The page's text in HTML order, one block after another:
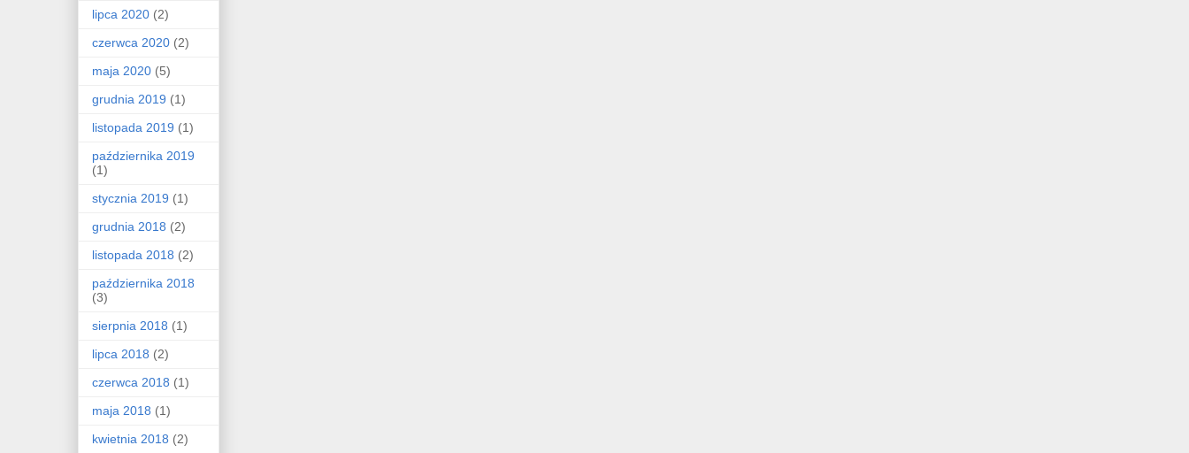
lipca 2020 (2)
czerwca 2020 (2)
maja 2020 (5)
grudnia 2019 (1)
listopada 2019 (1)
października 2019
(1)
stycznia 2019 (1)
grudnia 2018 (2)
listopada 2018 (2)
października 2018
(3)
sierpnia 2018 (1)
lipca 2018 (2)
czerwca 2018 (1)
maja 2018 (1)
kwietnia 2018 (2)